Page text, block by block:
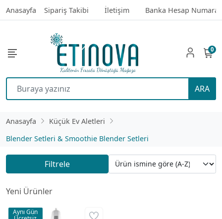
Anasayfa Sipariş Takibi İletişim Banka Hesap
ARA
0
Anasayfa
Küçük Ev Aletleri
Blender Setleri & Smoothie Blender Setleri
Filtrele
Yeni Ürünler
Aynı Gün